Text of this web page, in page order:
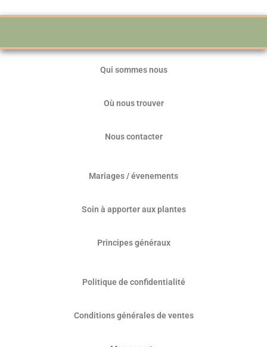
Qui sommes nous
Où nous trouver
Nous contacter
Mariages / évenements
Soin à apporter aux plantes
Principes généraux
Politique de confidentialité
Conditions générales de ventes